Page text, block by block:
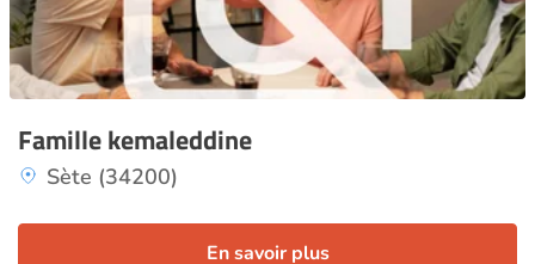
Famille kemaleddine
Sète (34200)
En savoir plus